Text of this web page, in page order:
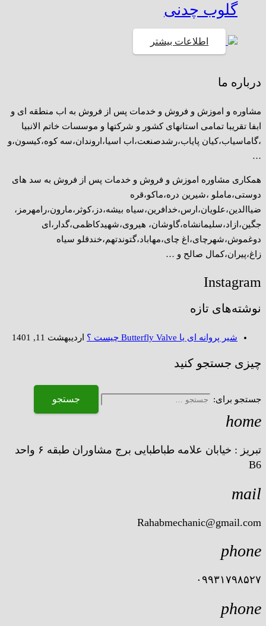
گلوب چدنی
اطلاعات بیشتر
درباره ما
مشاوره و اموزش و فروش و خدمات پس از فروش به اب منطقه ای و
ابفا تقریبا تمامی استانهای کشور و شرکتها و موسسات خاتم الانبیا
،گاماسیاب،کیان پایاب،رشدصنعت،اب اسیا،اروندان،سه کوه،کیسون،و
…
همکاری مشاوره اموزش و فروش و خدمات پس از فروش به سد های
دوستی،ماملو ،شیرین دره،ماکو،قره
ضیاالدین،علویان،ارس،خدافرین،سیاه بیشه،دز،کوثر،مارون،رامهرمز،
جگین،ازاد،سلیمانشاه،گاوشان، هیروی،شهیدکاظمی،گدار،ای
دوغموش،شهرچای،اغ چای،مهاباد،گتوندتهم،خندقلو سیاه
زاغ،پیران،کمال صالح و …
Instagram
نوشته‌های تازه
شیر پروانه ای یا Butterfly Valve چیست ؟ اردیبهشت 11, 1401
چیزی جستجو کنید
جستجو برای:
home
تبریز : خیابان علامه طباطبایی برج مشاوران طبقه ۶ واحد
B6
mail
Rahabmechanic@gmail.com
phone
۰۹۹۳۱۷۹۸۵۲۷
phone